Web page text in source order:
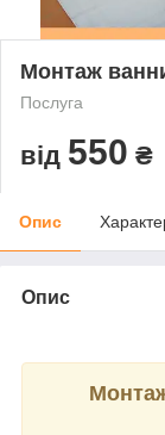
Монтаж
Послуга
від 550 ₴
Опис
Опис